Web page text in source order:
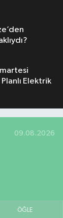
09.08.2026
ÖĞLE